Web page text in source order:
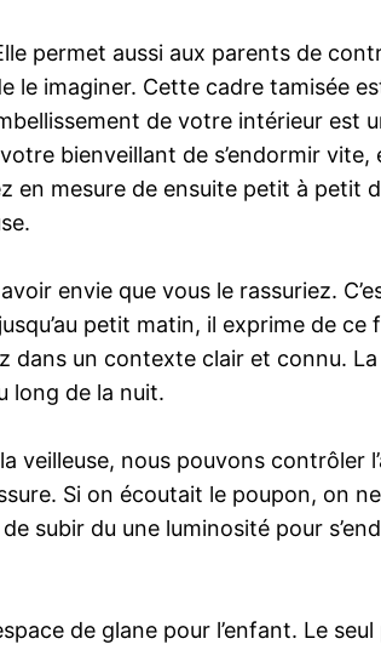
permet aussi aux parents de
imaginer. Cette cadre tamisée
de votre intérieur est
bienveillant de s’endormir
en mesure de ensuite petit à petit
envie que vous le rassuriez.
petit matin, il exprime de ce
un contexte clair et connu.
long de la nuit.
veilleuse, nous pouvons contrôler
Si on écoutait le poupon, on
subir du une luminosité pour
de glane pour l’enfant. Le